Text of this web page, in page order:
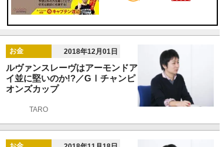
お金 2018年12月01日
ルヴァンスレーヴはアーモンドア
イ並に堅いのか!?／GⅠチャンピ
オンズカップ
TARO